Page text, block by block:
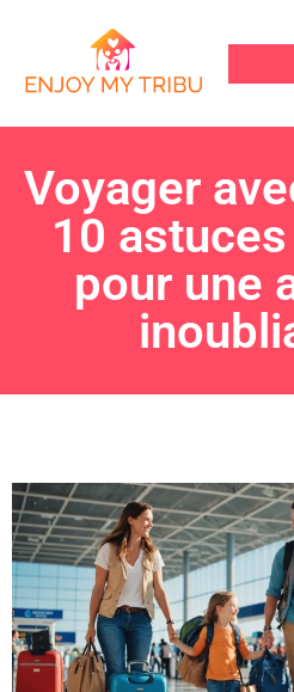
Voyager
10
pour une